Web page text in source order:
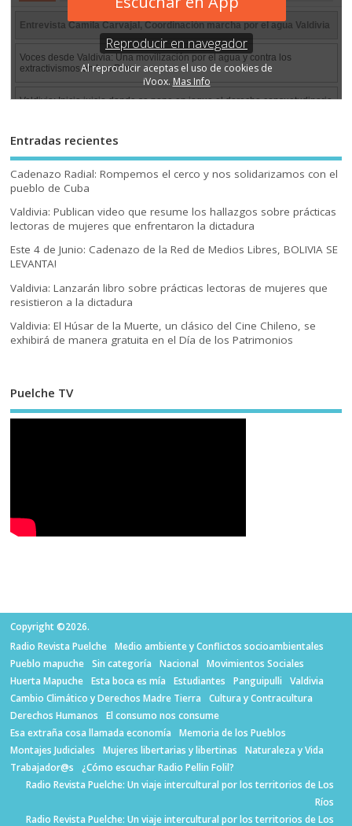
Entradas recientes
Cadenazo Radial: Rompemos el cerco y nos solidarizamos con el
pueblo de Cuba
Valdivia: Publican video que resume los hallazgos sobre prácticas
lectoras de mujeres que enfrentaron la dictadura
Este 4 de Junio: Cadenazo de la Red de Medios Libres, BOLIVIA SE
LEVANTA!
Valdivia: Lanzarán libro sobre prácticas lectoras de mujeres que
resistieron a la dictadura
Valdivia: El Húsar de la Muerte, un clásico del Cine Chileno, se
exhibirá de manera gratuita en el Día de los Patrimonios
Puelche TV
Copyright ©2026.
Radio Revista Puelche
Medio ambiente y Conflictos socioambientales
Pueblo mapuche
Sin categoría Nacional
Movimientos Sociales
Huerta Mapuche
Esta boca es mía Estudiantes Panguipulli
Valdivia
Cambio Climático y Derechos Madre Tierra
Cultura y Contracultura
Derechos Humanos
El consumo nos consume
Esa extraña cosa llamada economía
Memoria de los Pueblos
Montajes Judiciales
Mujeres libertarias y libertinas
Naturaleza y Vida
Trabajador@s
¿Cómo escuchar Radio Pellin Folil?
Radio Revista Puelche: Un viaje intercultural por los territorios de Los
Ríos
Radio Revista Puelche: Un viaje intercultural por los territorios de Los